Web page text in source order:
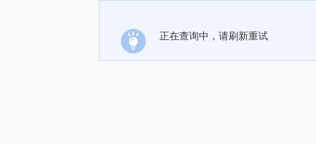
正在查询中，请刷新重试